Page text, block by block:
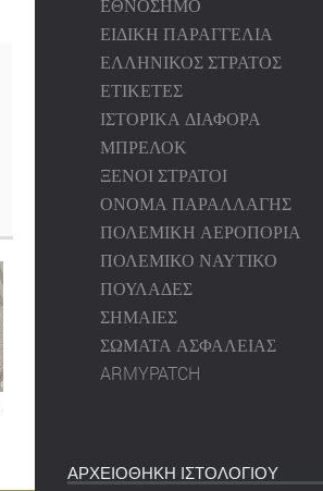
ΕΘΝΟΣΗΜΟ
ΕΙΔΙΚΗ ΠΑΡΑΓΓΕΛΙΑ
ΕΛΛΗΝΙΚΟΣ ΣΤΡΑΤΟΣ
ΕΤΙΚΕΤΕΣ
ΙΣΤΟΡΙΚΑ ΔΙΑΦΟΡΑ
ΜΠΡΕΛΟΚ
ΞΕΝΟΙ ΣΤΡΑΤΟΙ
ΟΝΟΜΑ ΠΑΡΑΛΛΑΓΗΣ
ΠΟΛΕΜΙΚΗ ΑΕΡΟΠΟΡΙΑ
ΠΟΛΕΜΙΚΟ ΝΑΥΤΙΚΟ
ΠΟΥΛΑΔΕΣ
ΣΗΜΑΙΕΣ
ΣΩΜΑΤΑ ΑΣΦΑΛΕΙΑΣ
ARMYPATCH
ΑΡΧΕΙΟΘΗΚΗ ΙΣΤΟΛΟΓΙΟΥ